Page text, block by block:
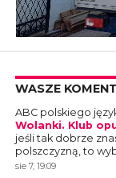
WASZE
ABC polskiego
Wolanki. Klub
jeśli tak dobrze
polszczyzną, to
sie 7, 19:09